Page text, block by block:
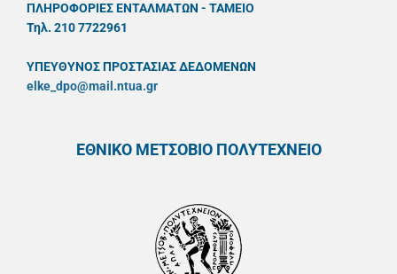
ΠΛΗΡΟΦΟΡΙΕΣ ΕΝΤΑΛΜΑΤΩΝ - ΤΑΜΕΙΟ
Τηλ. 210 7722961
ΥΠΕΥΘYΝΟΣ ΠΡΟΣΤΑΣΙΑΣ ΔΕΔΟΜΕΝΩΝ
elke_dpo@mail.ntua.gr
ΕΘΝΙΚΟ ΜΕΤΣΟΒΙΟ ΠΟΛΥΤΕΧΝΕΙΟ